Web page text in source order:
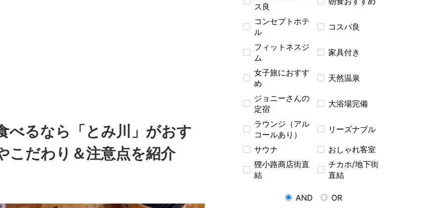
べるなら「とみ川」がおす
こだわり＆注意点を紹介
ス良
コンセプトホテ
ル
コスパ良
フィットネスジ
ム
家具付き
女子旅におすす
め
天然温泉
ジョニーさんの
定宿
大浴場完備
ラウンジ（アル
コールあり）
リーズナブル
サウナ
おしゃれ客室
狸小路商店街直
結
チカホ/地下街
直結
AND OR